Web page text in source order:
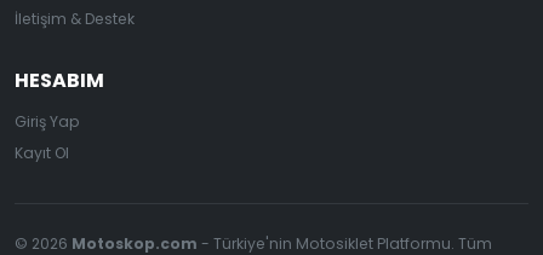
İletişim & Destek
HESABIM
Giriş Yap
Kayıt Ol
© 2026 Motoskop.com - Türkiye'nin Motosiklet Platformu. Tüm